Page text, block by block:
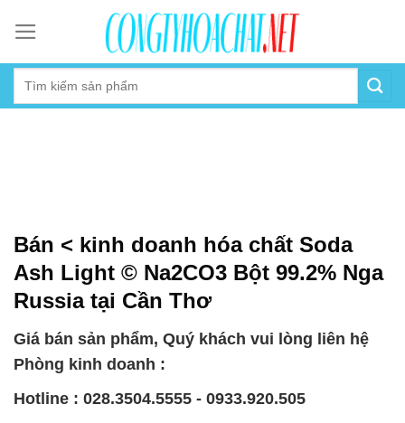
content
Bán < kinh doanh hóa chất Soda
Ash Light © Na2CO3 Bột 99.2% Nga
Russia tại Cần Thơ
Giá bán sản phẩm, Quý khách vui lòng liên hệ
Phòng kinh doanh :
Hotline : 028.3504.5555 - 0933.920.505